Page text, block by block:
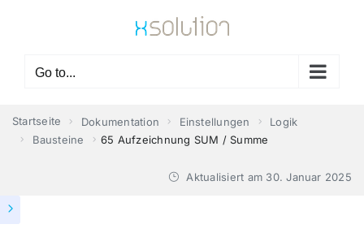
Go to...
Startseite Dokumentation Einstellungen
Logik
Bausteine
65 Aufzeichnung SUM / Summe
Aktualisiert am 30. Januar 2025